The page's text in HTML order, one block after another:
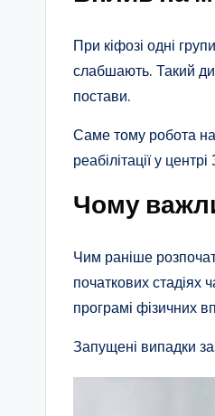
При кіфозі одні
слабшають. Такий
постави.
Саме тому робота
реабілітації у центрі
Чому
Чим раніше
початкових стадіях
програмі фізичних
Запущені випадки